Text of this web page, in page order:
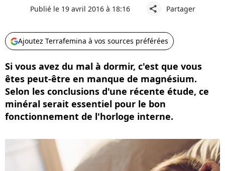
Publié le 19 avril 2016 à 18:16 share Partager
Ajoutez Terrafemina à vos sources préférées
Si vous avez du mal à dormir, c'est que vous
êtes peut-être en manque de magnésium.
Selon les conclusions d'une récente étude, ce
minéral serait essentiel pour le bon
fonctionnement de l'horloge interne.